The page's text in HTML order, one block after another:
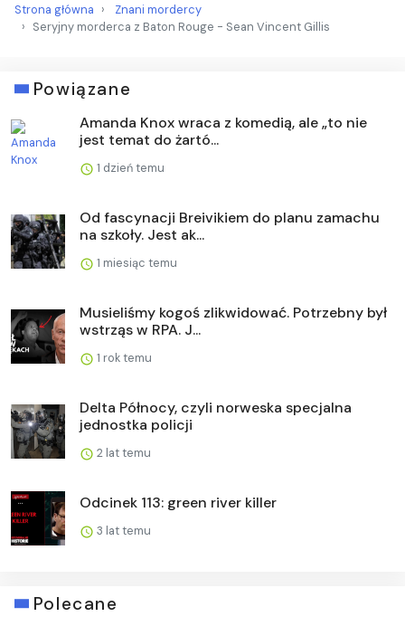
Strona główna
Znani mordercy
Seryjny morderca z Baton Rouge - Sean Vincent Gillis
Powiązane
Amanda Knox wraca z komedią, ale „to nie
jest temat do żartó...
1 dzień temu
Od fascynacji Breivikiem do planu zamachu
na szkoły. Jest ak...
1 miesiąc temu
Musieliśmy kogoś zlikwidować. Potrzebny był
wstrząs w RPA. J...
1 rok temu
Delta Północy, czyli norweska specjalna
jednostka policji
2 lat temu
Odcinek 113: green river killer
3 lat temu
Polecane